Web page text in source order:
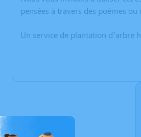
pensées à travers des poèmes
Un service de plantation d’arbre